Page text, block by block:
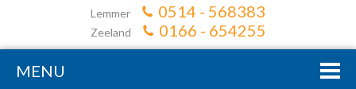
Lemmer
0514 - 568383
Zeeland 0166 - 654255
MENU